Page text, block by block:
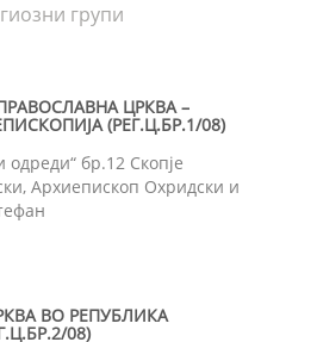
групи
ЦРКВА –
(РЕГ.Ц.БР.1/08)
одреди“ бр.12 Скопје
Архиепископ Охридски и
ВО РЕПУБЛИКА
08)